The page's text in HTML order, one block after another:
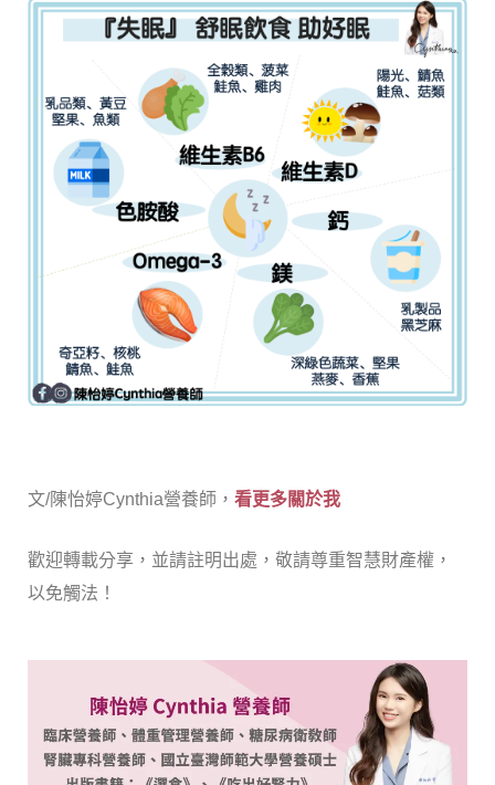
文/陳怡婷Cynthia營養師， 看更多關於我
歡迎轉載分享，並請註明出處，敬請尊重智慧財產權，
以免觸法！